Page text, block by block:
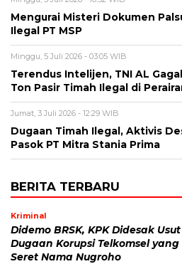
Mengurai Misteri Dokumen
Ilegal PT MSP
Minggu, 5 Juli 2026 - 03:05 WIB
Terendus Intelijen, TNI AL
Ton Pasir Timah Ilegal di
Jumat, 3 Juli 2026 - 12:29 WIB
Dugaan Timah Ilegal, Aktivis
Pasok PT Mitra Stania Prima
BERITA TERBARU
Kriminal
Didemo BRSK, KPK Didesak Usut
Dugaan Korupsi Telkomsel yang
Seret Nama Nugroho